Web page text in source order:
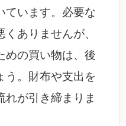
ています。必要な
ありませんが、
めの買い物は、後
う。財布や支出を
れが引き締まりま